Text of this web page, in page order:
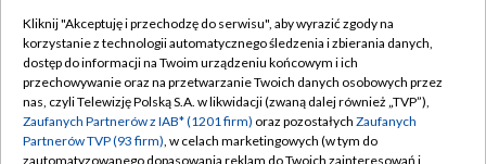
TVP
Abonament TVP
Emisja w TVP
Centrum informacji TVP
Regulamin TVP
Polityka prywatności
Moje zgody
Kliknij "Akceptuję i przechodzę do serwisu", aby wyrazić zgody na
korzystanie z technologii automatycznego śledzenia i zbierania danych,
dostęp do informacji na Twoim urządzeniu końcowym i ich
przechowywanie oraz na przetwarzanie Twoich danych osobowych przez
nas, czyli Telewizję Polską S.A. w likwidacji (zwaną dalej również „TVP”),
Zaufanych Partnerów z IAB* (1201 firm) oraz pozostałych Zaufanych
Partnerów TVP (93 firm), w celach marketingowych (w tym do
zautomatyzowanego dopasowania reklam do Twoich zainteresowań i